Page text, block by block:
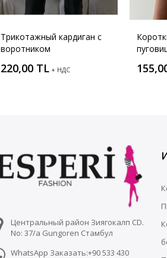
Трикотажный кардиган с
воротником
220,00 TL + НДС
Центральный район Зиягокалп CD.
No: 37/a Gungoren Стамбул
WhatsApp Заказать:+90 533 430